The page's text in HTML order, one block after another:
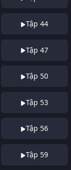
Tập 44
Tập 47
Tập 50
Tập 53
Tập 56
Tập 59